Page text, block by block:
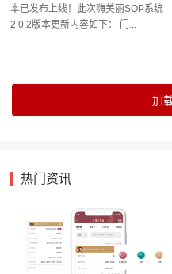
本已发布上线！此次嗨美丽SOP系统
2.0.2版本更新内容如下： 门...
热门资讯